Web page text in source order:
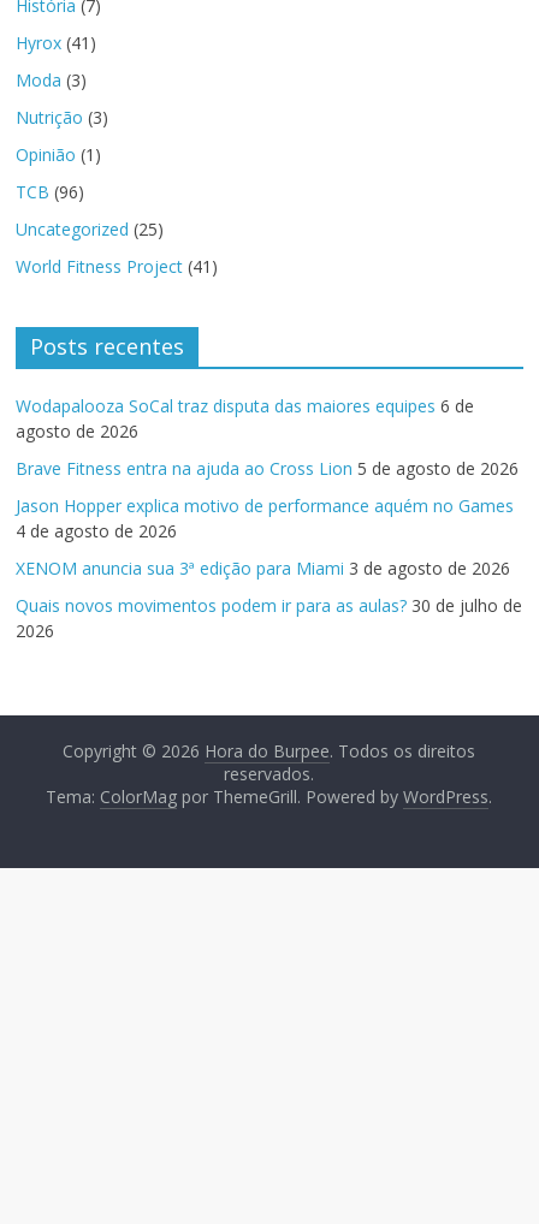
História (7)
Hyrox (41)
Moda (3)
Nutrição (3)
Opinião (1)
TCB (96)
Uncategorized (25)
World Fitness Project (41)
Posts recentes
Wodapalooza SoCal traz disputa das maiores equipes 6 de
agosto de 2026
Brave Fitness entra na ajuda ao Cross Lion 5 de agosto de 2026
Jason Hopper explica motivo de performance aquém no Games
4 de agosto de 2026
XENOM anuncia sua 3ª edição para Miami 3 de agosto de 2026
Quais novos movimentos podem ir para as aulas? 30 de julho de
2026
Copyright © 2026 Hora do Burpee. Todos os direitos
reservados.
Tema: ColorMag por ThemeGrill. Powered byWordPress.